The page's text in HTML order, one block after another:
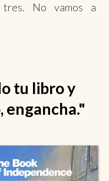
No vamos a
tu libro y
engancha."